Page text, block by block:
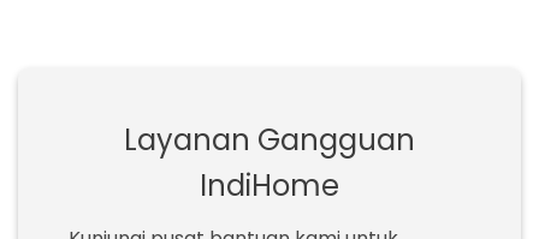
Layanan Gangguan
IndiHome